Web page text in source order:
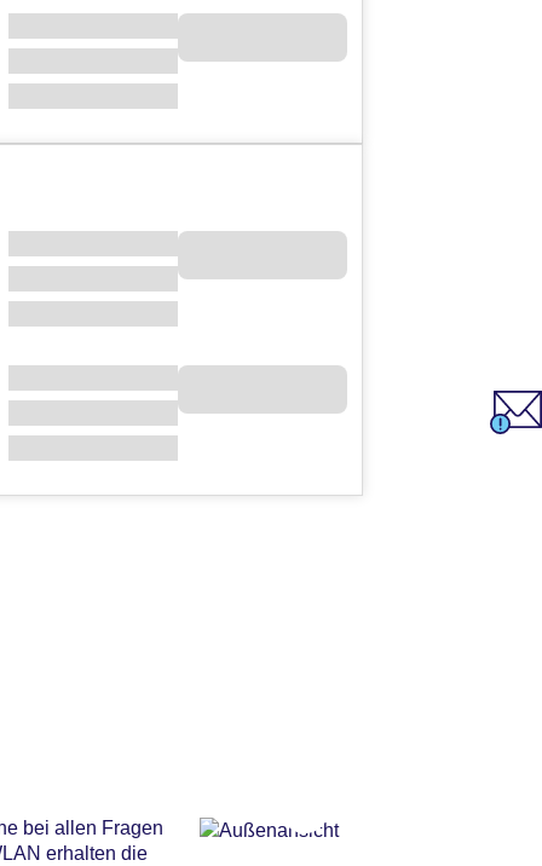
bei allen Fragen
erhalten die